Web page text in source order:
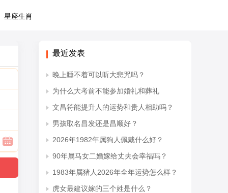
星座生肖
最近发表
晚上睡不着可以听大悲咒吗？
为什么大考前不能参加婚礼和葬礼
文昌符能提升人的运势和贵人相助吗？
男孩取名昌发还是昌顺好？
2026年1982年属狗人佩戴什么好？
90年属马女二婚嫁给丈夫会幸福吗？
1983年属猪人2026年全年运势怎么样？
虎女最建议嫁的三个姓是什么？